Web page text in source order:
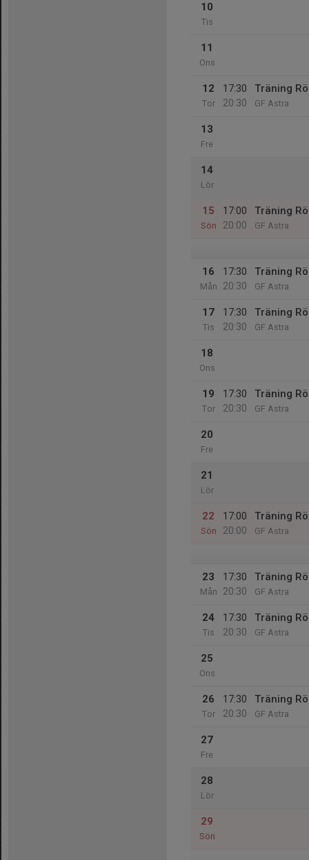
10
Tis
11
Ons
12
Tor
17:30
20:30
Träning
GF Astra
13
Fre
14
Lör
15
Sön
17:00
20:00
Träning
GF Astra
16
Mån
17:30
20:30
Träning
GF Astra
17
Tis
17:30
20:30
Träning
GF Astra
18
Ons
19
Tor
17:30
20:30
Träning
GF Astra
20
Fre
21
Lör
22
Sön
17:00
20:00
Träning
GF Astra
23
Mån
17:30
20:30
Träning
GF Astra
24
Tis
17:30
20:30
Träning
GF Astra
25
Ons
26
Tor
17:30
20:30
Träning
GF Astra
27
Fre
28
Lör
29
Sön